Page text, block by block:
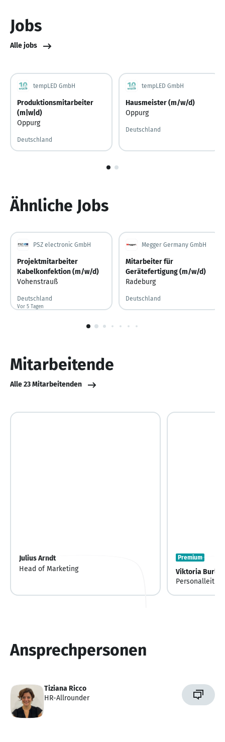
Jobs
Alle jobs
tempLED GmbH
Produktionsmitarbeiter
(m|w|d)
Oppurg
Deutschland
tempLED GmbH
Hausmeister (m/w/d)
Oppurg
Deutschland
1
Ähnliche Jobs
PSZ electronic GmbH
Projektmitarbeiter
Kabelkonfektion (m/w/d)
Vohenstrauß
Deutschland
Vor 5 Tagen
Vor 5 Tagen veröffentlicht
Megger Germany GmbH
Mitarbeiter für
Gerätefertigung (m/w/d)
Radeburg
Deutschland
1
Mitarbeitende
Alle 23 Mitarbeitenden
Julius Arndt
Head of Marketing
Premium
Viktoria Burley
Ansprechpersonen
Tiziana Ricco
HR-Allrounder